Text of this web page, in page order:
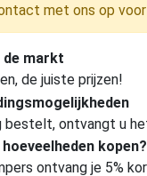
met ons op
de markt
de juiste prijzen!
bestelt, ontvangt u
kopen?
ontvang je 5%